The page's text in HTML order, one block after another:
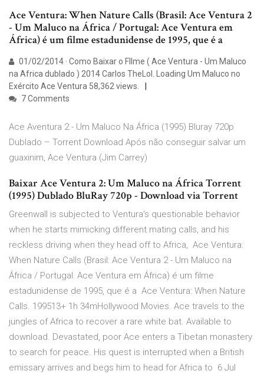
Ace Ventura: When Nature Calls (Brasil: Ace Ventura 2
- Um Maluco na África / Portugal: Ace Ventura em
África) é um filme estadunidense de 1995, que é a
01/02/2014 · Como Baixar o FIlme ( Ace Ventura - Um Maluco
na Africa dublado ) 2014 Carlos TheLol. Loading Um Maluco no
Exército Ace Ventura 58,362 views.
7 Comments
Ace Aventura 2 - Um Maluco Na África (1995) Bluray 720p
Dublado – Torrent Download Após não conseguir salvar um
guaxinim, Ace Ventura (Jim Carrey)
Baixar Ace Ventura 2: Um Maluco na África Torrent
(1995) Dublado BluRay 720p - Download via Torrent
Greenwall is subjected to Ventura's questionable behavior
when he starts mimicking different mating calls, and his
reckless driving when they head off to Africa, Ace Ventura:
When Nature Calls (Brasil: Ace Ventura 2 - Um Maluco na
África / Portugal: Ace Ventura em África) é um filme
estadunidense de 1995, que é a Ace Ventura: When Nature
Calls. 199513+ 1h 34mHollywood Movies. Ace travels to the
jungles of Africa to recover a rare white bat. Available to
download. Devastated, poor Ace enters a Tibetan monastery
to search for peace. His quest is interrupted when a British
emissary arrives and begs him to head for Africa to 6 Jul